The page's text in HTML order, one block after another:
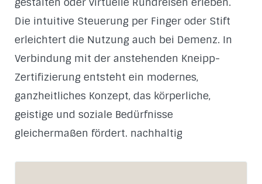
Die intuitive Steuerung per Finger oder Stift
erleichtert die Nutzung auch bei Demenz. In
Verbindung mit der anstehenden Kneipp-
Zertifizierung entsteht ein modernes,
ganzheitliches Konzept, das körperliche,
geistige und soziale Bedürfnisse
gleichermaßen fördert. nachhaltig